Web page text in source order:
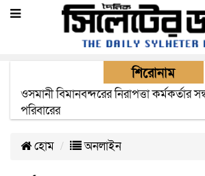
শিরোনাম
এক মাসের মধ্যে সিলেট-জাফলং রেললাইন
দৃশ্যমান হবে- শ্রম মন্ত্রী
হোম অনলাইন